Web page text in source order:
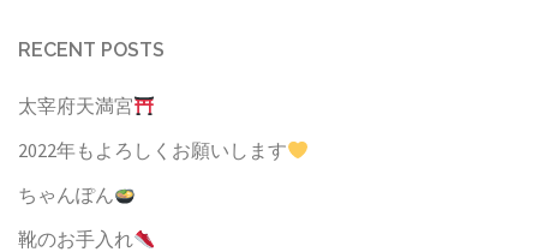
RECENT POSTS
太宰府天満宮
2022年もよろしくお願いします
ちゃんぽん
靴のお手入れ